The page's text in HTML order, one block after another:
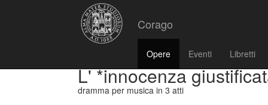
Corago
Opere Eventi Libretti
L' *innocenza
dramma per musica in 3 atti